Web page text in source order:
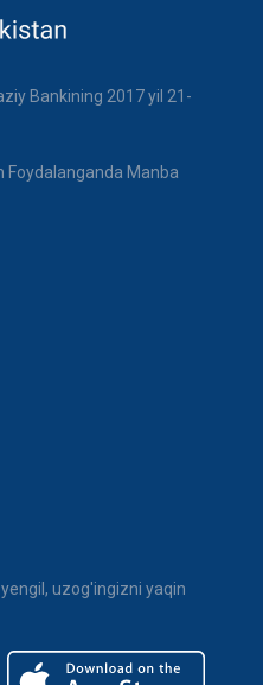
Bankining 2017 yil 21-
Foydalanganda Manba
uzog'ingizni yaqin